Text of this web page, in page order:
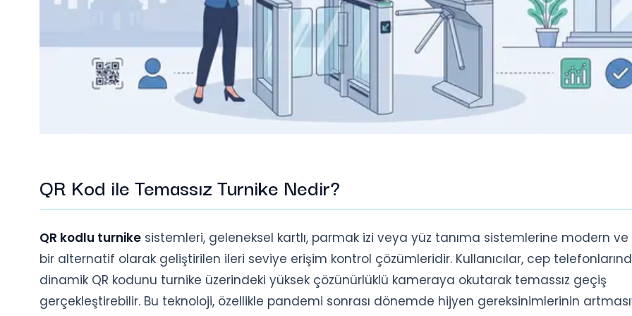
QR Kod ile Temassız Turnike Nedir?
QR kodlu turnike sistemleri, geleneksel kartlı, parmak izi veya yüz tanıma sistemlerine modern ve
bir alternatif olarak geliştirilen ileri seviye erişim kontrol çözümleridir. Kullanıcılar, cep
dinamik QR kodunu turnike üzerindeki yüksek çözünürlüklü kameraya okutarak temassız geçiş
gerçekleştirebilir. Bu teknoloji, özellikle pandemi sonrası dönemde hijyen gereksinimlerinin